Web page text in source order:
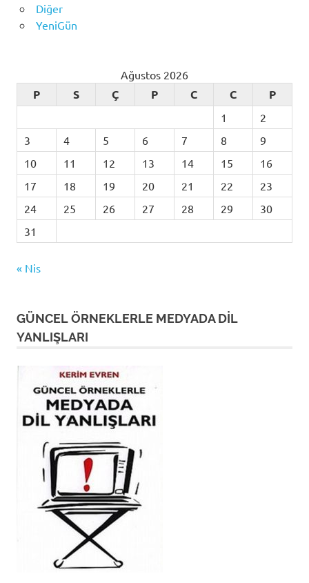
Diğer
YeniGün
Ağustos 2026
P S Ç P C C P
1
2
3
4 5 6 7 8
9
10
11 12 13 14 15
16
17
18 19 20 21 22
23
24
25 26 27 28 29
30
31
« Nis
GÜNCEL ÖRNEKLERLE MEDYADA DİL
YANLIŞLARI